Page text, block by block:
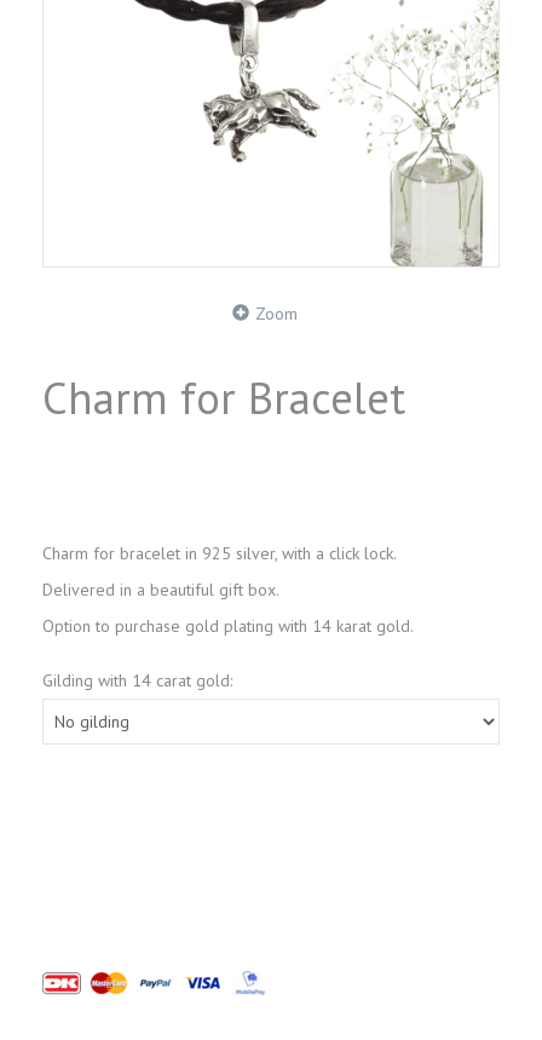
Zoom
Charm for Bracelet
Charm for bracelet in 925 silver, with a click lock.
Delivered in a beautiful gift box.
Option to purchase gold plating with 14 karat gold.
Gilding with 14 carat gold: